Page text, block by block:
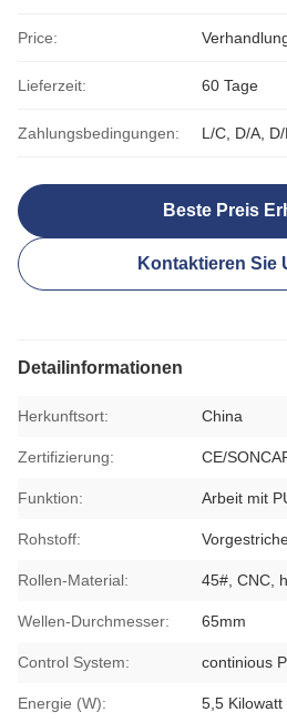
Price:
Lieferzeit: 60 Tage
Zahlungsbedingungen: L/C, D/A,
Beste Preis
Kontaktieren Sie
Detailinformationen
Herkunftsort: China
Zertifizierung: CE/
Funktion: Arbeit mit
Rohstoff:
Rollen-Material: 45#, CNC,
Wellen-Durchmesser: 65mm
Control System: continious
Energie (W): 5,5 Kilowatt